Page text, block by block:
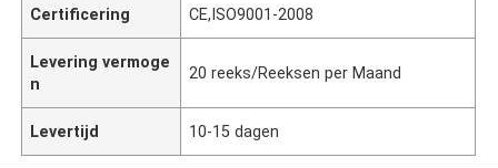
Certificering CE,ISO9001-2008
Levering vermoge
n
20 reeks/Reeksen per Maand
Levertijd 10-15 dagen